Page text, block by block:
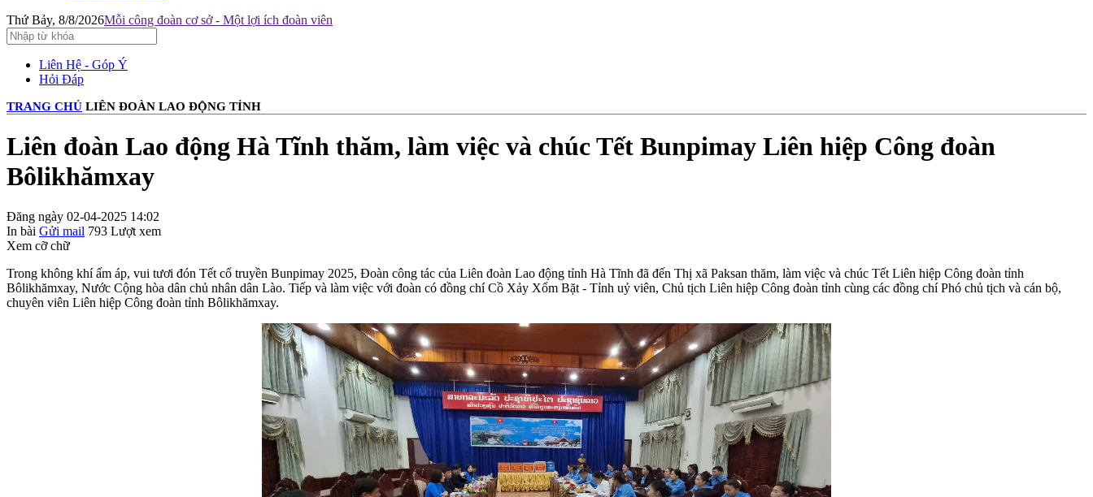
Thứ Bảy, 8/8/2026Mỗi công đoàn cơ sở - Một lợi ích đoàn viên
Liên Hệ - Góp Ý
Hỏi Đáp
TRANG CHỦ LIÊN ĐOÀN LAO ĐỘNG TỈNH
Liên đoàn Lao động Hà Tĩnh thăm, làm việc và chúc Tết Bunpimay Liên hiệp Công đoàn
Bôlikhămxay
Đăng ngày 02-04-2025 14:02
In bài Gửi mail 793 Lượt xem
Xem cỡ chữ
Trong không khí ấm áp, vui tươi đón Tết cổ truyền Bunpimay 2025, Đoàn công tác của Liên đoàn Lao động tỉnh Hà Tĩnh đã đến Thị xã Paksan thăm, làm việc và chúc Tết Liên hiệp Công đoàn tỉnh
Bôlikhămxay, Nước Cộng hòa dân chủ nhân dân Lào. Tiếp và làm việc với đoàn có đồng chí Cồ Xảy Xổm Bặt - Tỉnh uỷ viên, Chủ tịch Liên hiệp Công đoàn tỉnh cùng các đồng chí Phó chủ tịch và cán bộ,
chuyên viên Liên hiệp Công đoàn tỉnh Bôlikhămxay.